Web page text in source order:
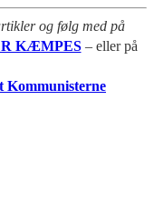
og følg med på
KÆMPES – eller på
Kommunisterne